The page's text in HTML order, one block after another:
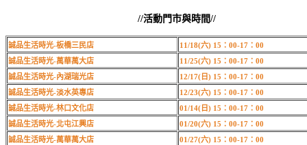
//活動門市與時間//
誠品生活時光-板橋三民店
11/18(六) 15：00-17：00
誠品生活時光-萬華萬大店
11/25(六) 15：00-17：00
誠品生活時光-內湖瑞光店
12/17(日) 15：00-17：00
誠品生活時光-淡水英專店
12/23(六) 15：00-17：00
誠品生活時光-林口文化店
01/14(日) 15：00-17：00
誠品生活時光-北屯江興店
01/20(六) 15：00-17：00
誠品生活時光-萬華萬大店
01/27(六) 15：00-17：00